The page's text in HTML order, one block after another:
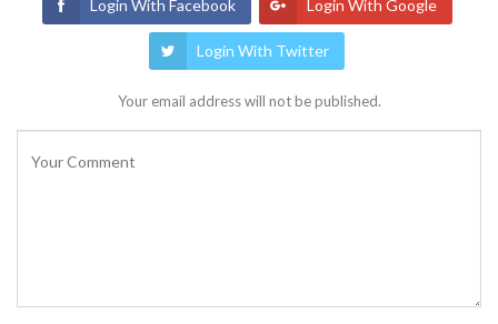
Login With Facebook Login With Google
Login With Twitter
Your email address will not be published.